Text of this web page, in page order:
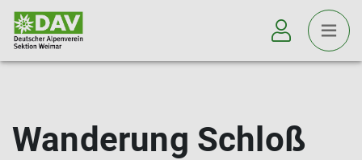
Wanderung Schloß